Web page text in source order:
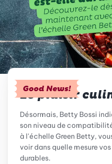
Good News!
Le plaisir
Désormais, Betty Bossi
son niveau de
à l'échelle Green Betty,
voir dans quelle mesure
durables.